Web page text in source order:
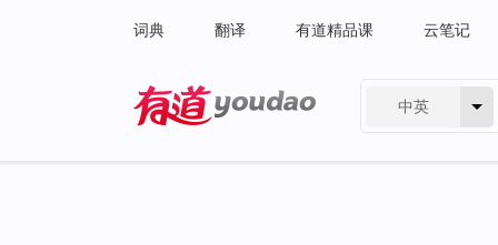
词典 翻译 有道精品课 云笔记
中英